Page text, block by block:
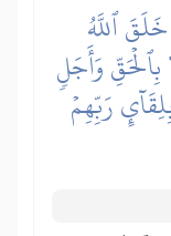
ٱللَّهُ
بِٱلۡحَقِّ وَأَجَلٖ
رَبِّهِمۡ